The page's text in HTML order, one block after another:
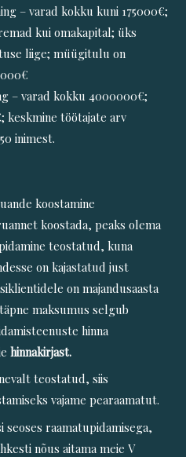
– varad kokku kuni 175000€;
kui omakapital; üks
liige; müügitulu on
– varad kokku 4000000€;
töötajate arv
inimest.
koostamine
koostada, peaks olema
teostatud, kuna
on kajastatud just
on majandusaasta
maksumus selgub
hinna
hinnakirjast.
teostatud, siis
vajame pearaamatut.
raamatupidamisega,
nõus aitama meie V